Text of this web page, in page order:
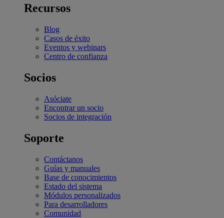
Recursos
Blog
Casos de éxito
Eventos y webinars
Centro de confianza
Socios
Asóciate
Encontrar un socio
Socios de integración
Soporte
Contáctanos
Guías y manuales
Base de conocimientos
Estado del sistema
Módulos personalizados
Para desarrolladores
Comunidad